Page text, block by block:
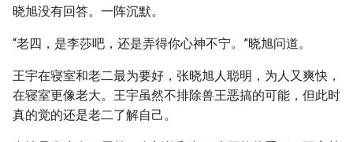
晓旭没有回答。一阵沉默。
“老四，是李莎吧，还是弄得你心神不宁。”晓旭问道。
王宇在寝室和老二最为要好，张晓旭人聪明，为人又爽快，
在寝室更像老大。王宇虽然不排除兽王恶搞的可能，但此时
真的觉的还是老二了解自己。